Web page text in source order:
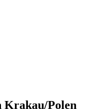
Krakau/Polen